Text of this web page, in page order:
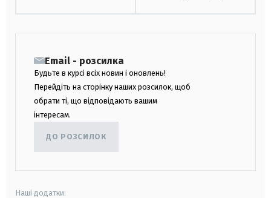
Email - розсилка
Будьте в курсі всіх новин і оновлень!
Перейдіть на сторінку наших розсилок, щоб
обрати ті, що відповідають вашим
інтересам.
ДО РОЗСИЛОК
Наші додатки: